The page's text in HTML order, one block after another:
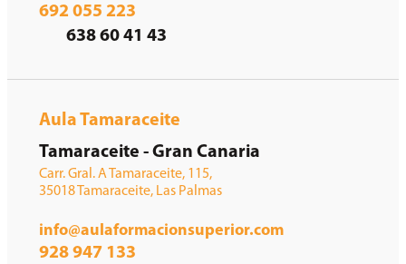
692 055 223
638 60 41 43
Aula Tamaraceite
Tamaraceite - Gran Canaria
Carr. Gral. A Tamaraceite, 115,
35018 Tamaraceite, Las Palmas
info@aulaformacionsuperior.com
928 947 133